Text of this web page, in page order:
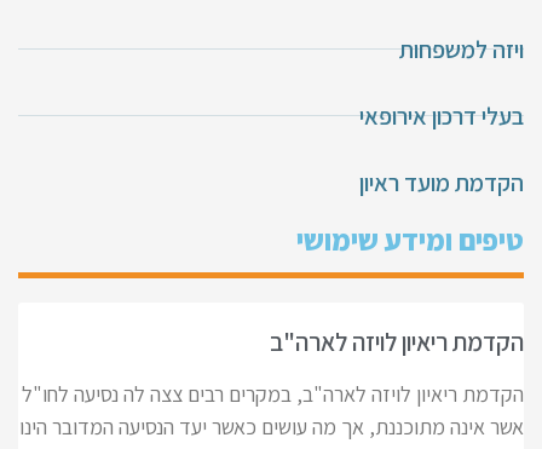
ויזה למשפחות
בעלי דרכון אירופאי
הקדמת מועד ראיון
טיפים ומידע שימושי
הקדמת ריאיון לויזה לארה"ב
הקדמת ריאיון לויזה לארה"ב, במקרים רבים צצה לה נסיעה לחו"ל
אשר אינה מתוכננת, אך מה עושים כאשר יעד הנסיעה המדובר הינו